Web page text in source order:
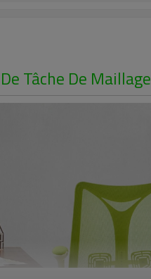
Tâche De Maillage